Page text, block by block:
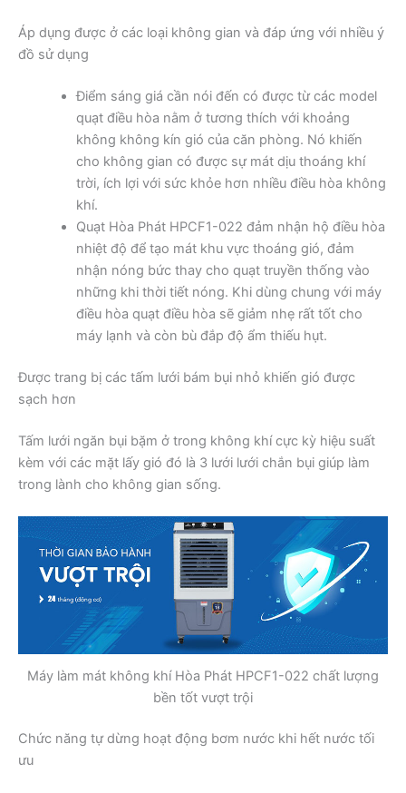
Áp dụng được ở các loại không gian và đáp ứng với nhiều ý
đồ sử dụng
Điểm sáng giá cần nói đến có được từ các model
quạt điều hòa nằm ở tương thích với khoảng
không không kín gió của căn phòng. Nó khiến
cho không gian có được sự mát dịu thoáng khí
trời, ích lợi với sức khỏe hơn nhiều điều hòa không
khí.
Quạt Hòa Phát HPCF1-022 đảm nhận hộ điều hòa
nhiệt độ để tạo mát khu vực thoáng gió, đảm
nhận nóng bức thay cho quạt truyền thống vào
những khi thời tiết nóng. Khi dùng chung với máy
điều hòa quạt điều hòa sẽ giảm nhẹ rất tốt cho
máy lạnh và còn bù đắp độ ẩm thiếu hụt.
Được trang bị các tấm lưới bám bụi nhỏ khiến gió được
sạch hơn
Tấm lưới ngăn bụi bặm ở trong không khí cực kỳ hiệu suất
kèm với các mặt lấy gió đó là 3 lưới lưới chắn bụi giúp làm
trong lành cho không gian sống.
Máy làm mát không khí Hòa Phát HPCF1-022 chất lượng
bền tốt vượt trội
Chức năng tự dừng hoạt động bơm nước khi hết nước tối
ưu